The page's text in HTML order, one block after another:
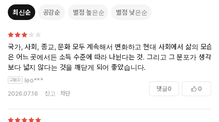
최신순 공감순 별점 높은순 별점 낮은순
국가, 사회, 종교, 문화 모두 계속해서 변화하고 현대 사회에서 삶의 모습
은 어느 곳에서든 소득 수준에 따라 나뉜다는 것. 그리고 그 분포가 생각
보다 넓지 않다는 것을 깨닫게 되어 좋았습니다.
leo***
2026.07.16 신고 차단
댓글0 0